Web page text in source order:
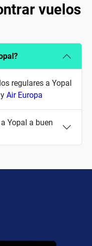
vuelos
regulares a Yopal
Air Europa
Yopal a buen